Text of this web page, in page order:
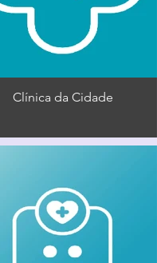
Clínica da Cidade